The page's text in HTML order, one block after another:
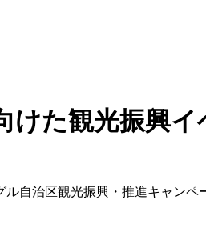
けた観光振興
自治区観光振興・推進キャンペ